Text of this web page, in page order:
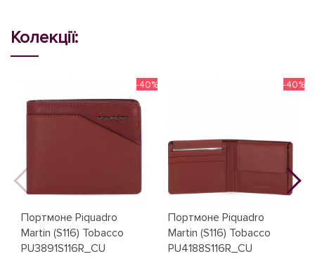
Колекції:
Портмоне Piquadro
Martin (S116) Tobacco
PU3891S116R_CU
-40%
Портмоне Piquadro
Martin (S116) Tobacco
PU4188S116R_CU
-40%